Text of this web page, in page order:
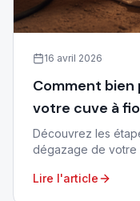
16 avril 2026
Comment bien
votre cuve à
Découvrez les
dégazage de votre
Lire l'article